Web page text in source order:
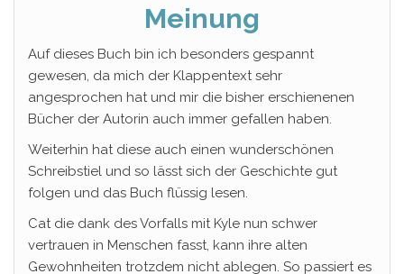
Meinung
Auf dieses Buch bin ich besonders gespannt
gewesen, da mich der Klappentext sehr
angesprochen hat und mir die bisher erschienenen
Bücher der Autorin auch immer gefallen haben.
Weiterhin hat diese auch einen wunderschönen
Schreibstiel und so lässt sich der Geschichte gut
folgen und das Buch flüssig lesen.
Cat die dank des Vorfalls mit Kyle nun schwer
vertrauen in Menschen fasst, kann ihre alten
Gewohnheiten trotzdem nicht ablegen. So passiert es